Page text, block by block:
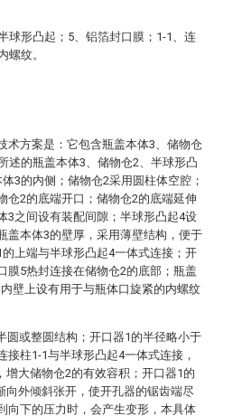
球形凸起；5、铝箔封口膜；1-1、连
螺纹。
术方案是：它包含瓶盖本体3、储物仓
述的瓶盖本体3、储物仓2、半球形凸
3的内侧；储物仓2采用圆柱体空腔；
仓2的底端开口；储物仓2的底端延伸
3之间设有装配间隙；半球形凸起4设
盖本体3的壁厚，采用薄壁结构，便于
上端与半球形凸起4一体式连接；开
膜5热封连接在储物仓2的底部；瓶盖
壁上设有用于与瓶体口旋紧的内螺纹
圆或整圆结构；开口器1的半径略小于
柱1-1与半球形凸起4一体式连接，
大储物仓2的有效容积；开口器1的
向外倾斜张开，使开孔器的锯齿端尽
向下的压力时，会产生变形，本具体